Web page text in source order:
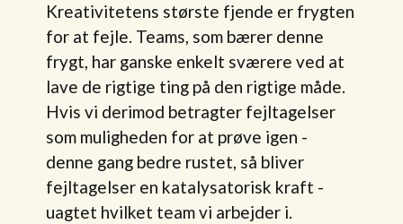
Kreativitetens største fjende er frygten
for at fejle. Teams, som bærer denne
frygt, har ganske enkelt sværere ved at
lave de rigtige ting på den rigtige måde.
Hvis vi derimod betragter fejltagelser
som muligheden for at prøve igen -
denne gang bedre rustet, så bliver
fejltagelser en katalysatorisk kraft -
uagtet hvilket team vi arbejder i.